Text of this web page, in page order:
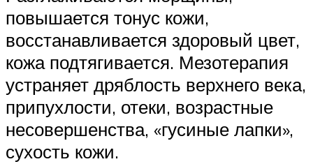
повышается тонус кожи,
восстанавливается здоровый цвет,
кожа подтягивается. Мезотерапия
устраняет дряблость верхнего века,
припухлости, отеки, возрастные
несовершенства, «гусиные лапки»,
сухость кожи.